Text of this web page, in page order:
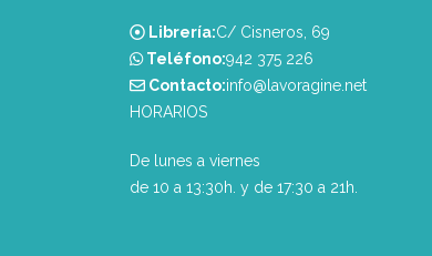
Librería:C/ Cisneros, 69
Teléfono:‭942 375 226‬
Contacto:info@lavoragine.net
HORARIOS
De lunes a viernes
de 10 a 13:30h. y de 17:30 a 21h.